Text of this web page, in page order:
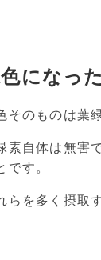
になっ
そのものは葉
素自体は無害
です。
らを多く摂取